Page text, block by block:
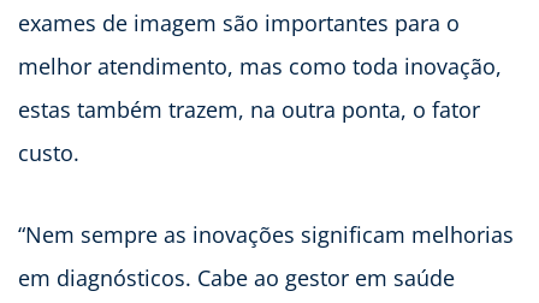
exames de imagem são importantes para o
melhor atendimento, mas como toda inovação,
estas também trazem, na outra ponta, o fator
custo.
“Nem sempre as inovações significam melhorias
em diagnósticos. Cabe ao gestor em saúde